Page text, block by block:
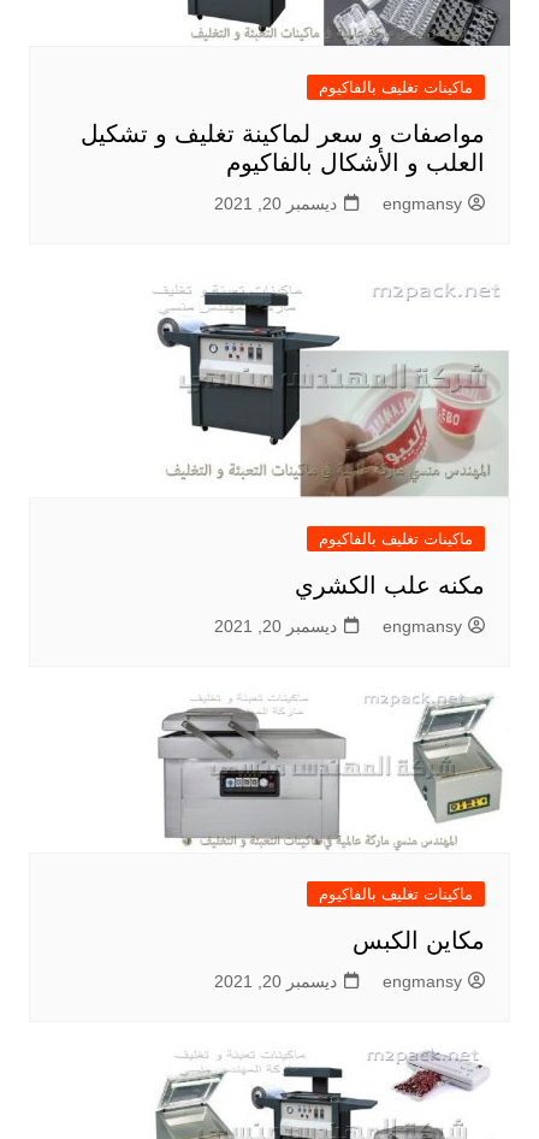
ماكينات تغليف بالفاكيوم
مواصفات و سعر لماكينة تغليف و تشكيل
العلب و الأشكال بالفاكيوم
engmansy ديسمبر 20, 2021
ماكينات تغليف بالفاكيوم
مكنه علب الكشري
engmansy ديسمبر 20, 2021
ماكينات تغليف بالفاكيوم
مكاين الكبس
engmansy ديسمبر 20, 2021